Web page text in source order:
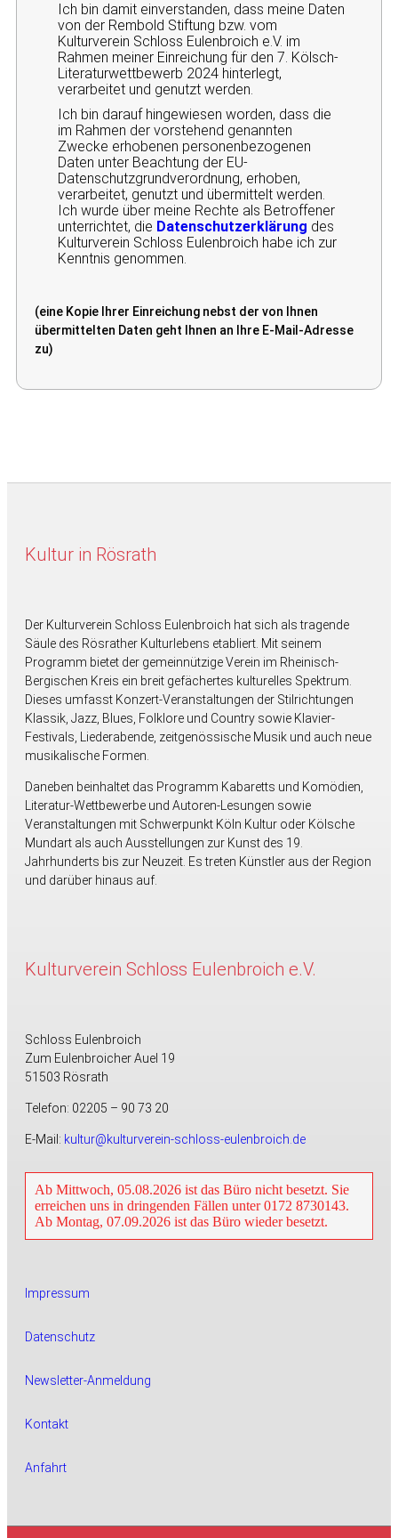
Ich bin damit einverstanden, dass meine Daten
von der Rembold Stiftung bzw. vom
Kulturverein Schloss Eulenbroich e.V. im
Rahmen meiner Einreichung für den 7. Kölsch-
Literaturwettbewerb 2024 hinterlegt,
verarbeitet und genutzt werden.
Ich bin darauf hingewiesen worden, dass die
im Rahmen der vorstehend genannten
Zwecke erhobenen personenbezogenen
Daten unter Beachtung der EU-
Datenschutzgrundverordnung, erhoben,
verarbeitet, genutzt und übermittelt werden.
Ich wurde über meine Rechte als Betroffener
unterrichtet, die Datenschutzerklärung des
Kulturverein Schloss Eulenbroich habe ich zur
Kenntnis genommen.
(eine Kopie Ihrer Einreichung nebst der von Ihnen
übermittelten Daten geht Ihnen an Ihre E-Mail-Adresse
zu)
Kultur in Rösrath
Der Kulturverein Schloss Eulenbroich hat sich als tragende
Säule des Rösrather Kulturlebens etabliert. Mit seinem
Programm bietet der gemeinnützige Verein im Rheinisch-
Bergischen Kreis ein breit gefächertes kulturelles Spektrum.
Dieses umfasst Konzert-Veranstaltungen der Stilrichtungen
Klassik, Jazz, Blues, Folklore und Country sowie Klavier-
Festivals, Liederabende, zeitgenössische Musik und auch neue
musikalische Formen.
Daneben beinhaltet das Programm Kabaretts und Komödien,
Literatur-Wettbewerbe und Autoren-Lesungen sowie
Veranstaltungen mit Schwerpunkt Köln Kultur oder Kölsche
Mundart als auch Ausstellungen zur Kunst des 19.
Jahrhunderts bis zur Neuzeit. Es treten Künstler aus der Region
und darüber hinaus auf.
Kulturverein Schloss Eulenbroich e.V.
Schloss Eulenbroich
Zum Eulenbroicher Auel 19
51503 Rösrath
Telefon: 02205 – 90 73 20
E-Mail: kultur@kulturverein-schloss-eulenbroich.de
Ab Mittwoch, 05.08.2026 ist das Büro nicht besetzt. Sie
erreichen uns in dringenden Fällen unter 0172 8730143.
Ab Montag, 07.09.2026 ist das Büro wieder besetzt.
Impressum
Datenschutz
Newsletter-Anmeldung
Kontakt
Anfahrt